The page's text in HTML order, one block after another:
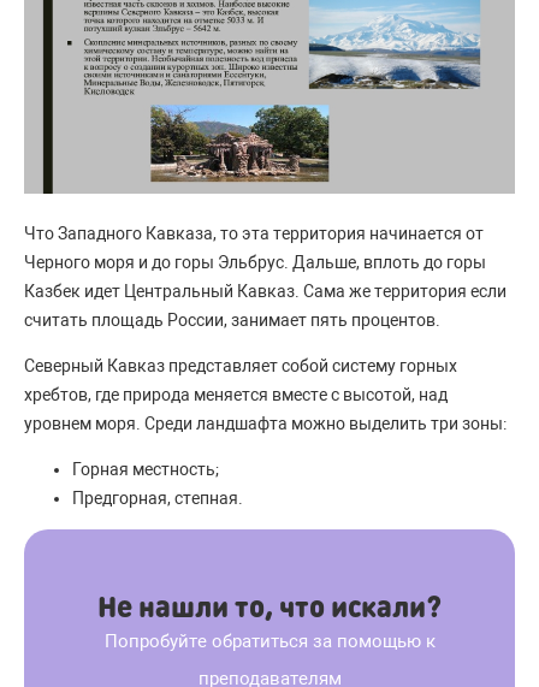
Что Западного Кавказа, то эта территория начинается от
Черного моря и до горы Эльбрус. Дальше, вплоть до горы
Казбек идет Центральный Кавказ. Сама же территория если
считать площадь России, занимает пять процентов.
Северный Кавказ представляет собой систему горных
хребтов, где природа меняется вместе с высотой, над
уровнем моря. Среди ландшафта можно выделить три зоны:
Горная местность;
Предгорная, степная.
Не нашли то, что искали?
Попробуйте обратиться за помощью к
преподавателям